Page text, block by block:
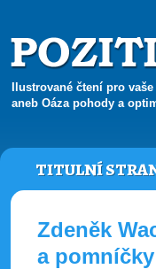
Ilustrované čtení pro
aneb Oáza pohody a
TITULNÍ
Zdeněk
a pomníčky